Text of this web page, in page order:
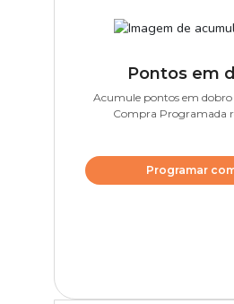
Pontos em
Acumule pontos em dobro
Compra Programada
Programar